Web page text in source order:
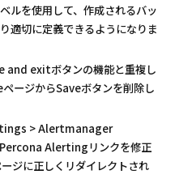
ルを使用して、作成されるバッ
適切に定義できるようになりま
and exitボタンの機能と重複し
ージからSaveボタンを削除し
> Alertmanager
Alertingリンクを修正
ジに正しくリダイレクトされ